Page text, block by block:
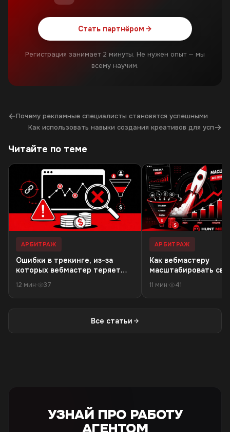
Стать партнёром
Регистрация занимает 2 минуты. Не нужен опыт — мы
всему научим.
←Почему рекламные специалисты становятся успешными
Как использовать навыки создания креативов для усп→
Читайте по теме
АРБИТРАЖ
Ошибки в трекинге, из-за
которых вебмастер теряет
12 мин· 37
АРБИТРАЖ
Как вебмастеру
масштабировать
трафика
11 мин· 41
Все статьи
УЗНАЙ ПРО РАБОТУ